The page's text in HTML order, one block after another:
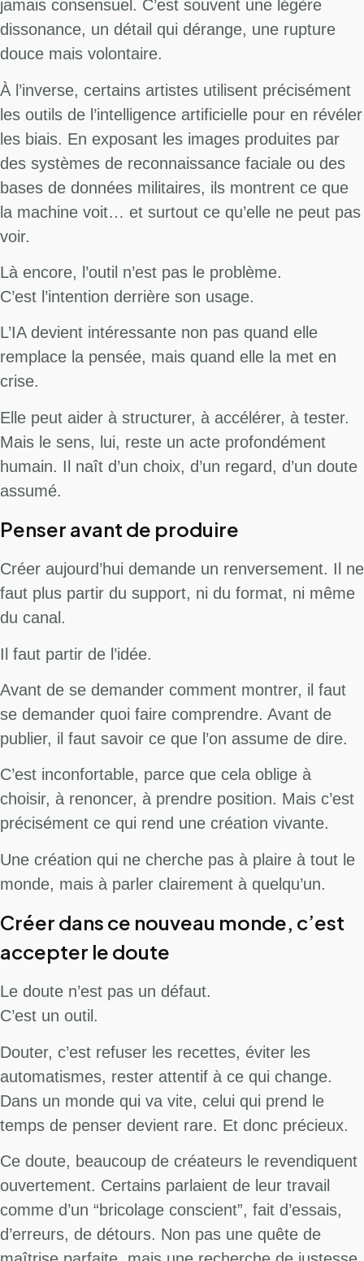
jamais consensuel. C’est souvent une légère
dissonance, un détail qui dérange, une rupture
douce mais volontaire.
À l’inverse, certains artistes utilisent précisément
les outils de l’intelligence artificielle pour en révéler
les biais. En exposant les images produites par
des systèmes de reconnaissance faciale ou des
bases de données militaires, ils montrent ce que
la machine voit… et surtout ce qu’elle ne peut pas
voir.
Là encore, l’outil n’est pas le problème.
C’est l’intention derrière son usage.
L’IA devient intéressante non pas quand elle
remplace la pensée, mais quand elle la met en
crise.
Elle peut aider à structurer, à accélérer, à tester.
Mais le sens, lui, reste un acte profondément
humain. Il naît d’un choix, d’un regard, d’un doute
assumé.
Penser avant de produire
Créer aujourd’hui demande un renversement. Il ne
faut plus partir du support, ni du format, ni même
du canal.
Il faut partir de l’idée.
Avant de se demander comment montrer, il faut
se demander quoi faire comprendre. Avant de
publier, il faut savoir ce que l’on assume de dire.
C’est inconfortable, parce que cela oblige à
choisir, à renoncer, à prendre position. Mais c’est
précisément ce qui rend une création vivante.
Une création qui ne cherche pas à plaire à tout le
monde, mais à parler clairement à quelqu’un.
Créer dans ce nouveau monde, c’est
accepter le doute
Le doute n’est pas un défaut.
C’est un outil.
Douter, c’est refuser les recettes, éviter les
automatismes, rester attentif à ce qui change.
Dans un monde qui va vite, celui qui prend le
temps de penser devient rare. Et donc précieux.
Ce doute, beaucoup de créateurs le revendiquent
ouvertement. Certains parlaient de leur travail
comme d’un “bricolage conscient”, fait d’essais,
d’erreurs, de détours. Non pas une quête de